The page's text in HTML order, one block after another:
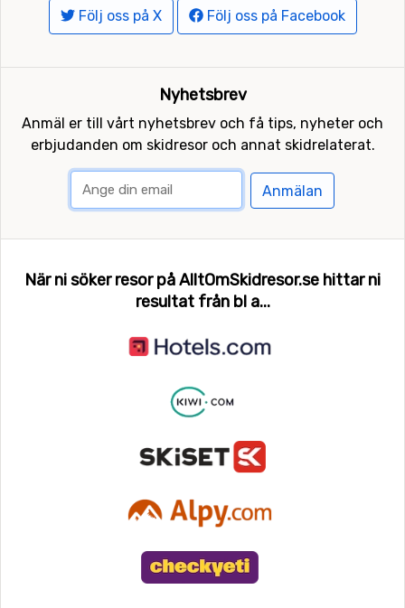
Följ oss på X Följ oss på Facebook
Nyhetsbrev
Anmäl er till vårt nyhetsbrev och få tips, nyheter och
erbjudanden om skidresor och annat skidrelaterat.
Anmälan
När ni söker resor på AlltOmSkidresor.se hittar ni
resultat från bl a...